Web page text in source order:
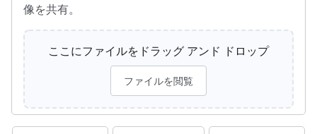
像を共有。
ここにファイルをドラッグ アンド ドロップ
ファイルを閲覧